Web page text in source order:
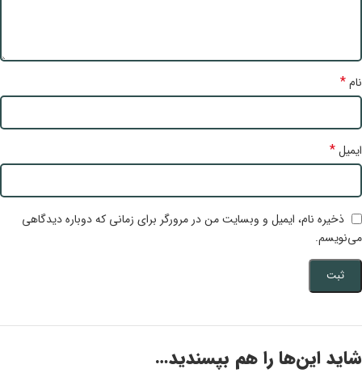
نام*
ایمیل*
ذخیره نام، ایمیل و وبسایت من در مرورگر برای زمانی که دوباره دیدگاهی
می‌نویسم.
شاید این‌ها را هم بپسندید…